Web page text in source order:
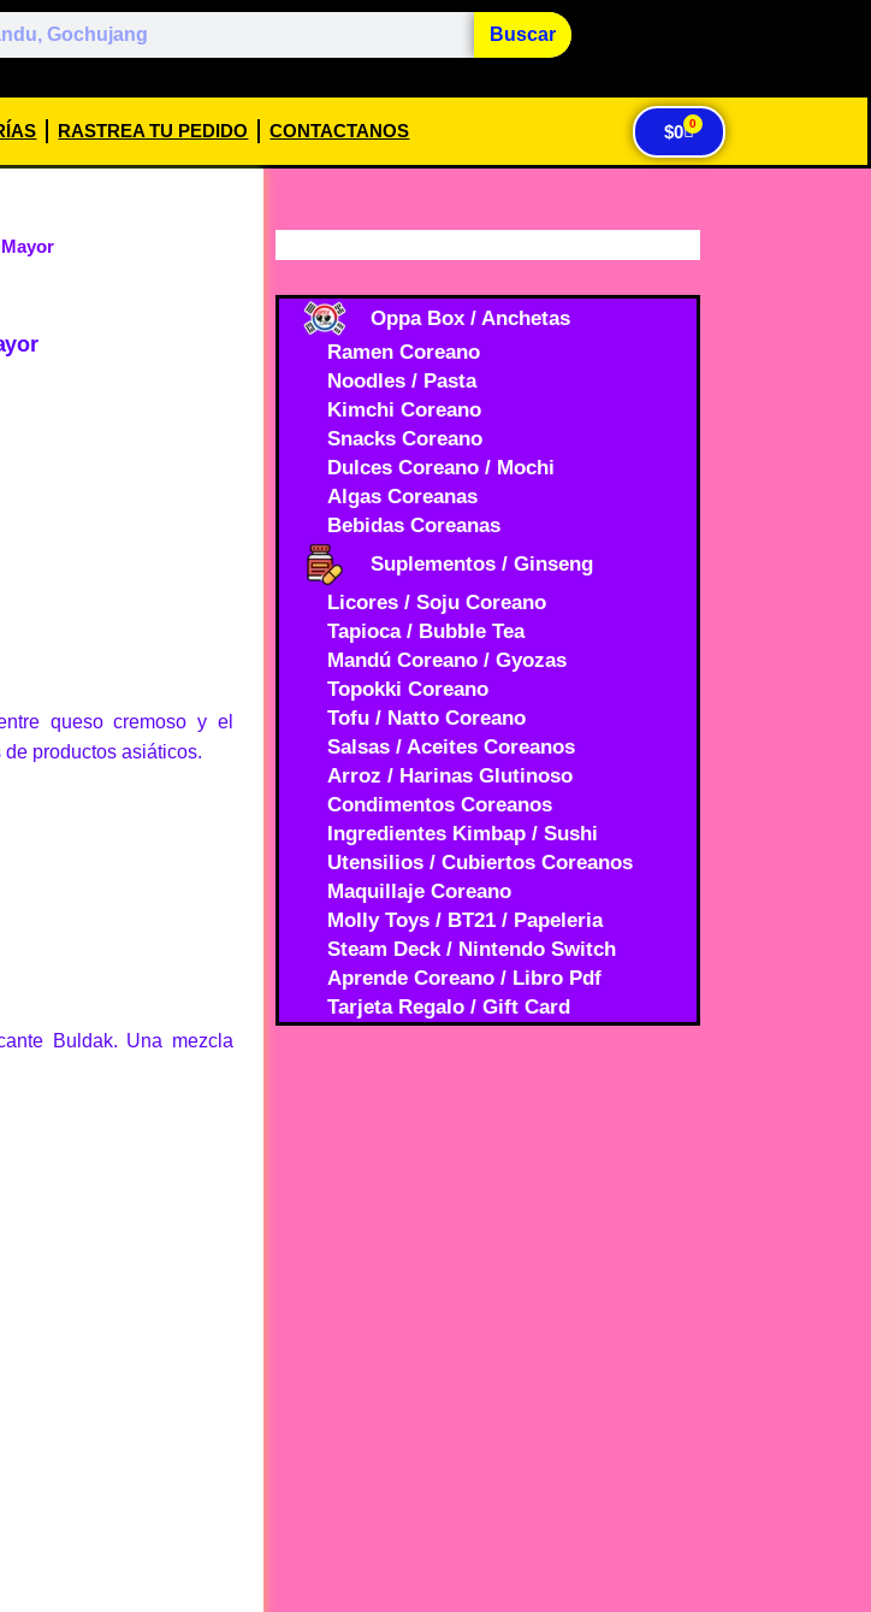
Buscar
RASTREA TU PEDIDO CONTACTANOS $0 0
queso cremoso y el
productos asiáticos.
Buldak. Una mezcla
Oppa Box / Anchetas
Ramen Coreano
Noodles / Pasta
Kimchi Coreano
Snacks Coreano
Dulces Coreano / Mochi
Algas Coreanas
Bebidas Coreanas
Suplementos / Ginseng
Licores / Soju Coreano
Tapioca / Bubble Tea
Mandú Coreano / Gyozas
Topokki Coreano
Tofu / Natto Coreano
Salsas / Aceites Coreanos
Arroz / Harinas Glutinoso
Condimentos Coreanos
Ingredientes Kimbap / Sushi
Utensilios / Cubiertos Coreanos
Maquillaje Coreano
Molly Toys / BT21 / Papeleria
Steam Deck / Nintendo Switch
Aprende Coreano / Libro Pdf
Tarjeta Regalo / Gift Card